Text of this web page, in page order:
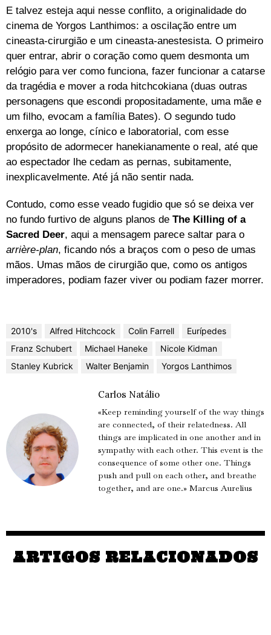
E talvez esteja aqui nesse conflito, a originalidade do
cinema de Yorgos Lanthimos: a oscilação entre um
cineasta-cirurgião e um cineasta-anestesista. O primeiro
quer entrar, abrir o coração como quem desmonta um
relógio para ver como funciona, fazer funcionar a catarse
da tragédia e mover a roda hitchcokiana (duas outras
personagens que escondi propositadamente, uma mãe e
um filho, evocam a família Bates). O segundo tudo
enxerga ao longe, cínico e laboratorial, com esse
propósito de adormecer hanekianamente o real, até que
ao espectador lhe cedam as pernas, subitamente,
inexplicavelmente. Até já não sentir nada.
Contudo, como esse veado fugidio que só se deixa ver
no fundo furtivo de alguns planos de The Killing of a
Sacred Deer, aqui a mensagem parece saltar para o
arrière-plan, ficando nós a braços com o peso de umas
mãos. Umas mãos de cirurgião que, como os antigos
imperadores, podiam fazer viver ou podiam fazer morrer.
2010's Alfred Hitchcock Colin Farrell
Eurípedes
Franz Schubert
Michael Haneke
Nicole Kidman
Stanley Kubrick
Walter Benjamin Yorgos Lanthimos
Carlos Natálio
«Keep reminding yourself of the way things
are connected, of their relatedness. All
things are implicated in one another and in
sympathy with each other. This event is the
consequence of some other one. Things
push and pull on each other, and breathe
together, and are one.» Marcus Aurelius
ARTIGOS RELACIONADOS